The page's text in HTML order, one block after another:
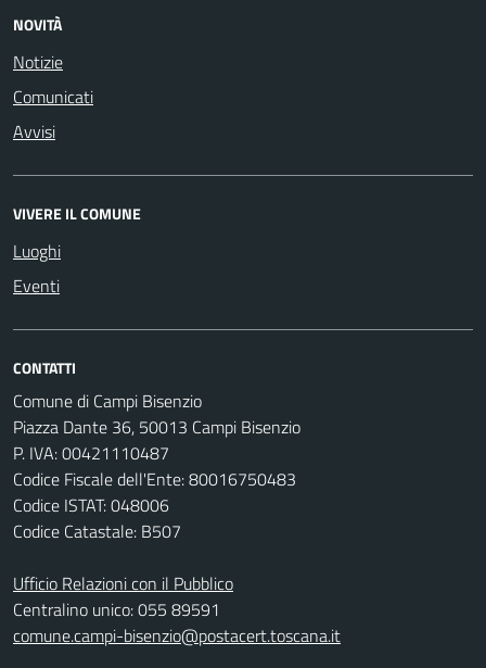
NOVITÀ
Notizie
Comunicati
Avvisi
VIVERE IL COMUNE
Luoghi
Eventi
CONTATTI
Comune di Campi Bisenzio
Piazza Dante 36, 50013 Campi Bisenzio
P. IVA: 00421110487
Codice Fiscale dell'Ente: 80016750483
Codice ISTAT: 048006
Codice Catastale: B507
Ufficio Relazioni con il Pubblico
Centralino unico: 055 89591
comune.campi-bisenzio@postacert.toscana.it